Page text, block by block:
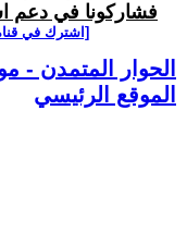
فشاركونا في دعم
[اشترك في
الحوار المتمدن -
الموقع الرئيسي